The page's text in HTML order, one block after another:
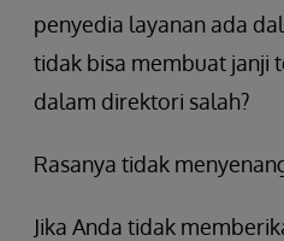
penyedia layanan ada
tidak bisa membuat janji
dalam direktori salah?
Rasanya tidak
Jika Anda tidak